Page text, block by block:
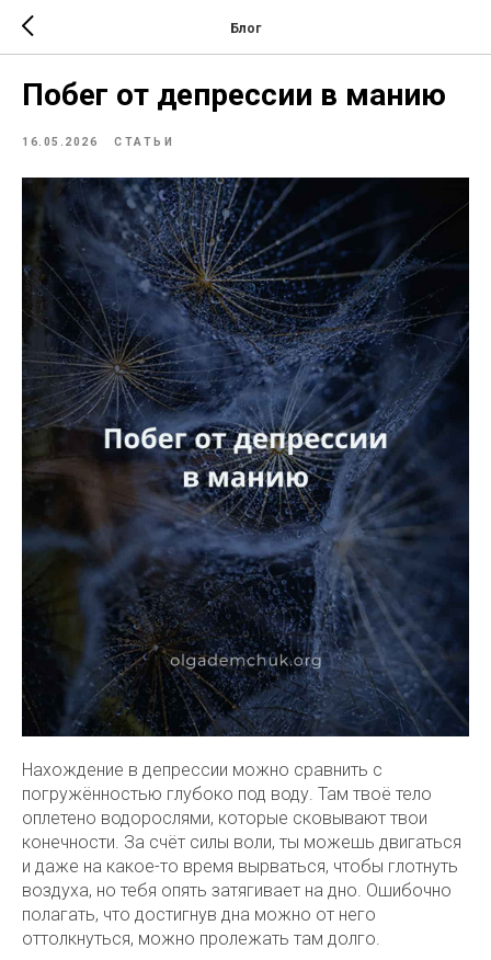
Блог
Побег от депрессии в манию
16.05.2026 СТАТЬИ
Нахождение в депрессии можно сравнить с
погружённостью глубоко под воду. Там твоё тело
оплетено водорослями, которые сковывают твои
конечности. За счёт силы воли, ты можешь двигаться
и даже на какое-то время вырваться, чтобы глотнуть
воздуха, но тебя опять затягивает на дно. Ошибочно
полагать, что достигнув дна можно от него
оттолкнуться, можно пролежать там долго.